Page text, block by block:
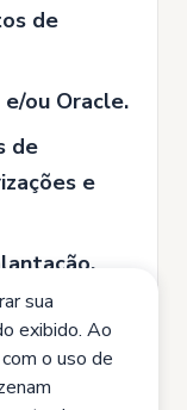
de
ou Oracle.
de
e
áreas
sua
exibido. Ao
o uso de